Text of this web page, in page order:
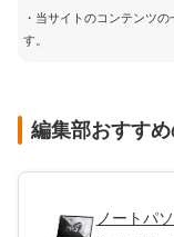
・当サイトのコンテンツ
す。
編集部おすす
ノートパ